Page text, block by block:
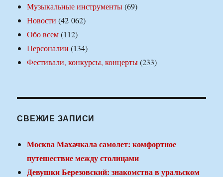
Музыкальные инструменты(69)
Новости (42 062)
Обо всем(112)
Персоналии (134)
Фестивали, конкурсы, концерты(233)
СВЕЖИЕ ЗАПИСИ
Москва Махачкала самолет: комфортное
путешествие между столицами
Девушки Березовский: знакомства в уральском